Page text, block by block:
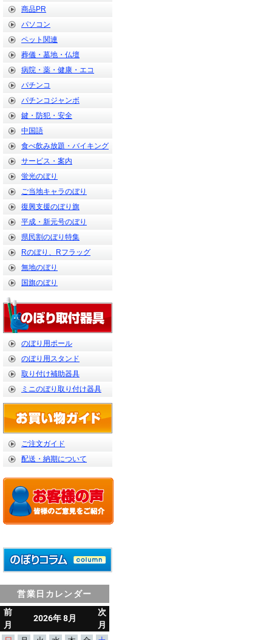
商品PR
パソコン
ペット関連
葬儀・墓地・仏壇
病院・薬・健康・エコ
パチンコ
パチンコジャンボ
鍵・防犯・安全
中国語
食べ飲み放題・バイキング
サービス・案内
蛍光のぼり
ご当地キャラのぼり
復興支援のぼり旗
平成・新元号のぼり
県民割のぼり特集
Rのぼり、Rフラッグ
無地のぼり
国旗のぼり
のぼり用ポール
のぼり用スタンド
取り付け補助器具
ミニのぼり取り付け器具
ご注文ガイド
配送・納期について
営業日カレンダー